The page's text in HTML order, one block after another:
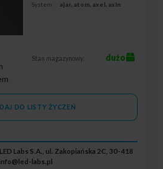
System:
ajar, atom, axel, axin
Stan magazynowy: dużo
DO LISTY ŻYCZEŃ
Labs S.A., ul. Zakopiańska 2C, 30-418
info@led-labs.pl